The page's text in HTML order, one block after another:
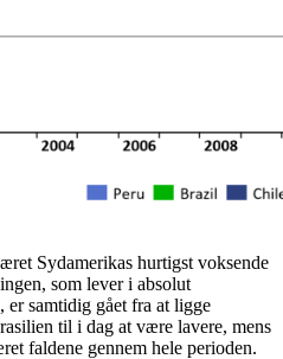
Sydamerikas hurtigst voksende
som lever i absolut
samtidig gået fra at ligge
til i dag at være lavere, mens
faldene gennem hele perioden.